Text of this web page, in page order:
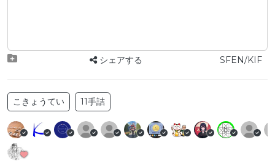
シェアする SFEN/KIF
こきょうてい 11手詰